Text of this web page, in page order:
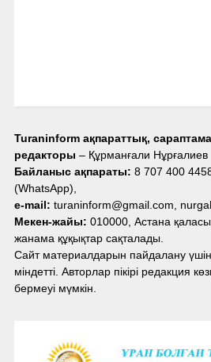
Turaninform ақпараттық,
редакторы – Құрманғали Нұрғалиев
Байланыс ақпараты: 8 707 400
(WhatsApp),
e-mail: turaninform@gmail.com,
Мекен-жайы: 010000, Астана
жанама құқықтар сақталады.
Сайт материалдарын пайдалану үшін
міндетті. Авторлар пікірі редакция
бермеуі мүмкін.